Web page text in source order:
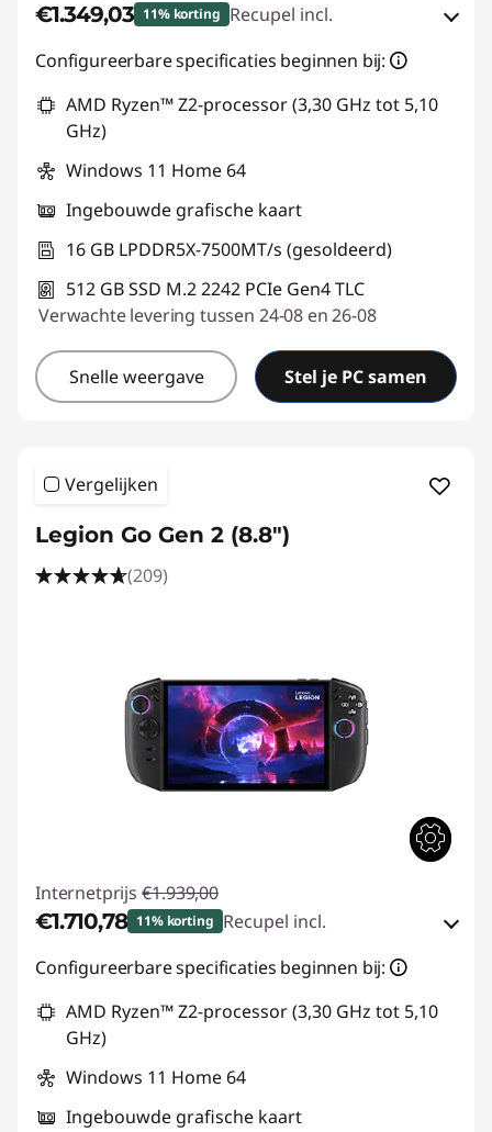
€1.349,03 11% korting Recupel incl.
eCoupon-besparingen :-€169,98
eCoupon gebruiken :GAMING-DEAL
Configureerbare specificaties beginnen bij:
AMD Ryzen™ Z2-processor (3,30 GHz tot 5,10
GHz)
Windows 11 Home 64
Ingebouwde grafische kaart
16 GB LPDDR5X-7500MT/s (gesoldeerd)
512 GB SSD M.2 2242 PCIe Gen4 TLC
Verwachte levering tussen 24-08 en 26-08
Snelle weergave Stel je PC samen
Vergelijken
Legion Go Gen 2 (8.8″)
(209)
Internetprijs €1.939,00
€1.710,78 11% korting Recupel incl.
eCoupon-besparingen :-€228,22
eCoupon gebruiken :GAMING-DEAL
Configureerbare specificaties beginnen bij:
AMD Ryzen™ Z2-processor (3,30 GHz tot 5,10
GHz)
Windows 11 Home 64
Ingebouwde grafische kaart